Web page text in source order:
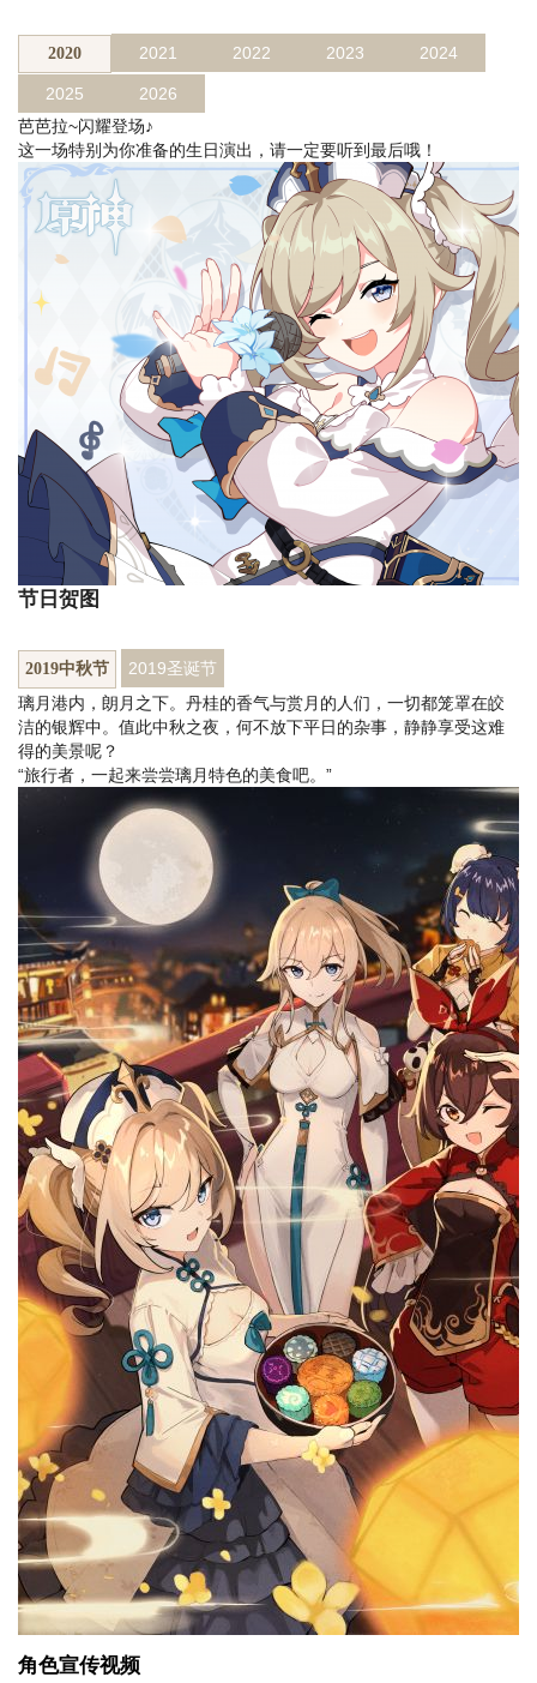
2020 2021 2022 2023 2024
2025
2026
芭芭拉~闪耀登场♪
这一场特别为你准备的生日演出，请一定要听到最后哦！
节日贺图
2019中秋节
2019圣诞节
璃月港内，朗月之下。丹桂的香气与赏月的人们，一切都笼罩在皎
洁的银辉中。值此中秋之夜，何不放下平日的杂事，静静享受这难
得的美景呢？
“旅行者，一起来尝尝璃月特色的美食吧。”
角色宣传视频